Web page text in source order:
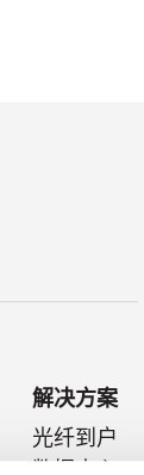
解决方案
光纤到户